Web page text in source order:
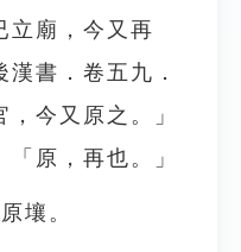
立廟，今又再
書．卷五九．
今又原之。」
原，再也。」
壤。